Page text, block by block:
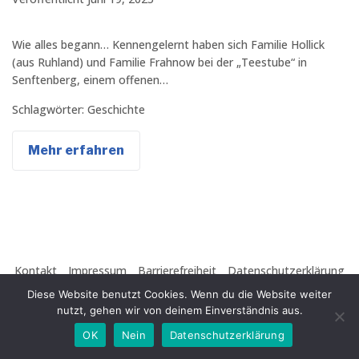
Wie alles begann… Kennengelernt haben sich Familie Hollick
(aus Ruhland) und Familie Frahnow bei der „Teestube“ in
Senftenberg, einem offenen…
Schlagwörter: Geschichte
Mehr erfahren
Kontakt Impressum Barrierefreiheit
Datenschutzerklärung
Copyright © 2026 CVJM-Ruhland e.V.
Facebook
TwitterInstagram
Youtube
Diese Website benutzt Cookies. Wenn du die Website weiter
nutzt, gehen wir von deinem Einverständnis aus.
OK
Nein Datenschutzerklärung